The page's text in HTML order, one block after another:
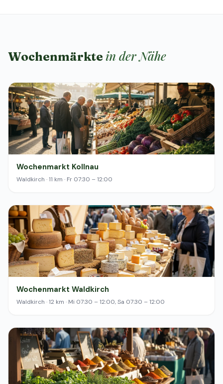
Wochenmärkte in der Nähe
Wochenmarkt Kollnau
Waldkirch · 11 km · Fr 07:30 – 12:00
Wochenmarkt Waldkirch
Waldkirch · 12 km · Mi 07:30 – 12:00, Sa 07:30 – 12:00